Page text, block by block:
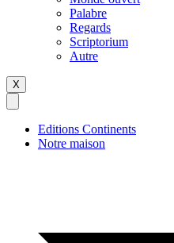
Palabre
Regards
Scriptorium
Autre
X
Editions Continents
Notre maison